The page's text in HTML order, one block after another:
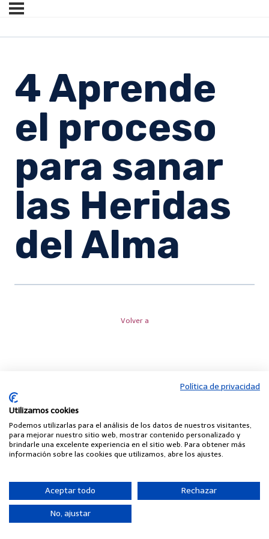
4 Aprende
el proceso
para sanar
las Heridas
del Alma
Volver a
Política de privacidad
Utilizamos cookies
Podemos utilizarlas para el análisis de los datos de nuestros visitantes,
para mejorar nuestro sitio web, mostrar contenido personalizado y
brindarle una excelente experiencia en el sitio web. Para obtener más
información sobre las cookies que utilizamos, abre los ajustes.
Aceptar todo Rechazar
No, ajustar